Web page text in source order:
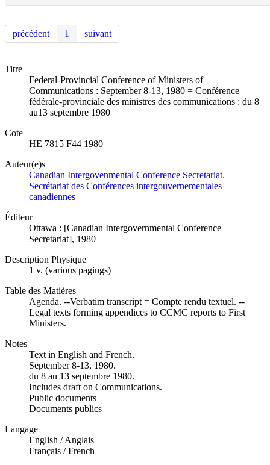
précédent 1 suivant
Titre
Federal-Provincial Conference of Ministers of
Communications : September 8-13, 1980 = Conférence
fédérale-provinciale des ministres des communications : du 8
au13 septembre 1980
Cote
HE 7815 F44 1980
Auteur(e)s
Canadian Intergovenmental Conference Secretariat.
Secrétariat des Conférences intergouvernementales
canadiennes
Éditeur
Ottawa : [Canadian Intergovernmental Conference
Secretariat], 1980
Description Physique
1 v. (various pagings)
Table des Matières
Agenda. --Verbatim transcript = Compte rendu textuel. --
Legal texts forming appendices to CCMC reports to First
Ministers.
Notes
Text in English and French.
September 8-13, 1980.
du 8 au 13 septembre 1980.
Includes draft on Communications.
Public documents
Documents publics
Langage
English / Anglais
Français / French